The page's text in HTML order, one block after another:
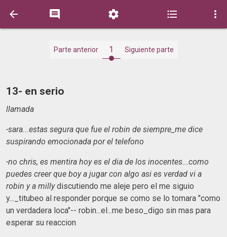
    
Parte anterior 1 Siguiente parte
13- en serio
llamada
-sara...estas segura que fue el robin de siempre_me dice
suspirando emocionada por el telefono
-no chris, es mentira hoy es el dia de los inocentes...como
puedes creer que boy a jugar con algo asi es verdad vi a
robin y a millydiscutiendo me aleje pero el me siguio
y..._titubeo al responder porque se como se lo tomara "como
un verdadera loca"-- robin...el...me beso_digo sin mas para
esperar su reaccion